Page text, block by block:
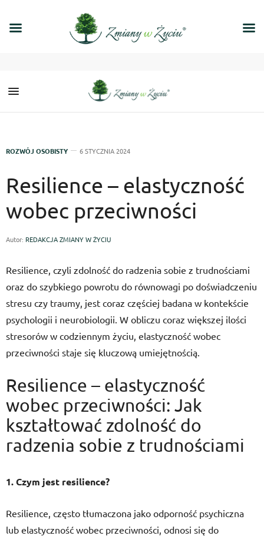
ROZWÓJ OSOBISTY 6 STYCZNIA 2024
Resilience – elastyczność
wobec przeciwności
Autor: REDAKCJA ZMIANY W ŻYCIU
Resilience, czyli zdolność do radzenia sobie z trudnościami
oraz do szybkiego powrotu do równowagi po doświadczeniu
stresu czy traumy, jest coraz częściej badana w kontekście
psychologii i neurobiologii. W obliczu coraz większej ilości
stresorów w codziennym życiu, elastyczność wobec
przeciwności staje się kluczową umiejętnością.
Resilience – elastyczność
wobec przeciwności: Jak
kształtować zdolność do
radzenia sobie z trudnościami
1. Czym jest resilience?
Resilience, często tłumaczona jako odporność psychiczna
lub elastyczność wobec przeciwności, odnosi się do